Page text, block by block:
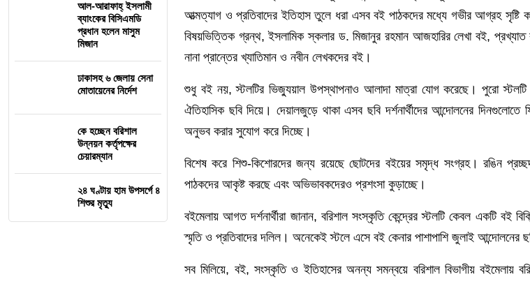
আল-আরাফাহ্ ইসলামী
ব্যাংকের বিসিএমডি
প্রধান হলেন মাসুম
মিজান
ঢাকাসহ ৬ জেলায় সেনা
মোতায়েনের নির্দেশ
কে হচ্ছেন বরিশাল
উন্নয়ন কর্তৃপক্ষের
চেয়ারম্যান
২৪ ঘণ্টায় হাম উপসর্গে ৪
শিশুর মৃত্যু
আত্মত্যাগ ও প্রতিবাদের ইতিহাস তুলে ধরা এসব বই পাঠকদের মধ্যে গভীর আগ্রহ সৃষ্টি
বিষয়ভিত্তিক গ্রন্থ, ইসলামিক স্কলার ড. মিজানুর রহমান আজহারির লেখা বই, প্রখ্যাত
নানা প্রান্তের খ্যাতিমান ও নবীন লেখকদের বই।
শুধু বই নয়, স্টলটির ভিজ্যুয়াল উপস্থাপনাও আলাদা মাত্রা যোগ করেছে। পুরো স্টলটি
ঐতিহাসিক ছবি দিয়ে। দেয়ালজুড়ে থাকা এসব ছবি দর্শনার্থীদের আন্দোলনের দিনগুলোতে
অনুভব করার সুযোগ করে দিচ্ছে।
বিশেষ করে শিশু-কিশোরদের জন্য রয়েছে ছোটদের বইয়ের সমৃদ্ধ সংগ্রহ। রঙিন
পাঠকদের আকৃষ্ট করছে এবং অভিভাবকদেরও প্রশংসা কুড়াচ্ছে।
বইমেলায় আগত দর্শনার্থীরা জানান, বরিশাল সংস্কৃতি কেন্দ্রের স্টলটি কেবল একটি বই
স্মৃতি ও প্রতিবাদের দলিল। অনেকেই স্টলে এসে বই কেনার পাশাপাশি জুলাই আন্দোলনের
সব মিলিয়ে, বই, সংস্কৃতি ও ইতিহাসের অনন্য সমন্বয়ে বরিশাল বিভাগীয় বইমেলায়